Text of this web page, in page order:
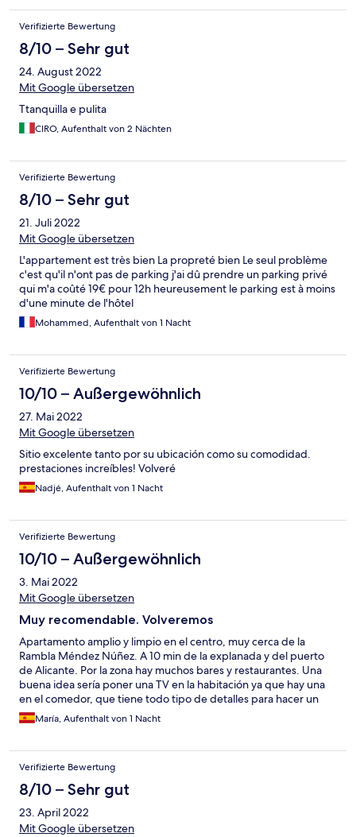
Verifizierte Bewertung
8/10 – Sehr gut
24. August 2022
Mit Google übersetzen
Ttanquilla e pulita
CIRO, Aufenthalt von 2 Nächten
Verifizierte Bewertung
8/10 – Sehr gut
21. Juli 2022
Mit Google übersetzen
L'appartement est très bien La propreté bien Le seul problème
c'est qu'il n'ont pas de parking j'ai dû prendre un parking privé
qui m'a coûté 19€ pour 12h heureusement le parking est à moins
d'une minute de l'hôtel
Mohammed, Aufenthalt von 1 Nacht
Verifizierte Bewertung
10/10 – Außergewöhnlich
27. Mai 2022
Mit Google übersetzen
Sitio excelente tanto por su ubicación como su comodidad.
prestaciones increíbles! Volveré
Nadjé, Aufenthalt von 1 Nacht
Verifizierte Bewertung
10/10 – Außergewöhnlich
3. Mai 2022
Mit Google übersetzen
Muy recomendable. Volveremos
Apartamento amplio y limpio en el centro, muy cerca de la
Rambla Méndez Núñez. A 10 min de la explanada y del puerto
de Alicante. Por la zona hay muchos bares y restaurantes. Una
buena idea sería poner una TV en la habitación ya que hay una
en el comedor, que tiene todo tipo de detalles para hacer un
tentempié. Me parece que por parte de hotels.com deberían
poner teléfono del cliente para informar por ej q la recepción
María, Aufenthalt von 1 Nacht
Verifizierte Bewertung
8/10 – Sehr gut
23. April 2022
Mit Google übersetzen